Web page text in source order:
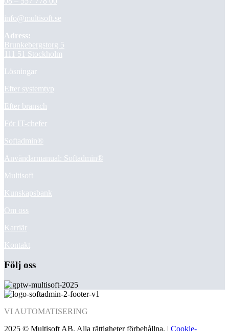
info@multisoft.se
Adress:
Brunkebergstorg 5
111 51 Stockholm
Lösningar
Efter systemtyp
Efter bransch
För IT-chefer
Softadmin®
Användarmanual: Softadmin®
Multisoft
Kunskapsbank
Om oss
Karriär
Kontakt
Följ oss
VI AUTOMATISERING
2025 © Multisoft AB. Alla rättigheter förbehållna. | Cookie-